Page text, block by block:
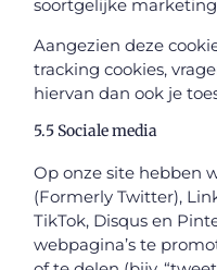
soortgelijke
Aangezien deze
tracking cookies,
hiervan dan ook je
5.5 Sociale media
Op onze site hebben
(Formerly Twitter),
TikTok, Disqus en
webpagina’s te